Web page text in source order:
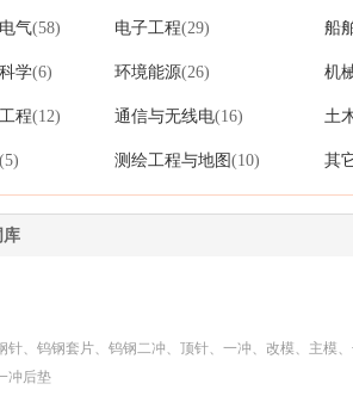
气(58) 电子工程(29) 船
学(6) 环境能源(26) 机
程(12) 通信与无线电(16) 土
(5) 测绘工程与地图(10) 其
库
针、钨钢套片、钨钢二冲、顶针、一冲、改模、主模
冲后垫